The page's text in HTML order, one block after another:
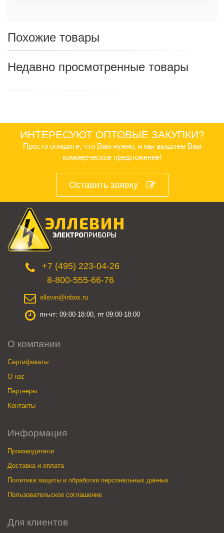
Похожие товары
Недавно просмотренные товары
ИНТЕРЕСУЮТ ОПТОВЫЕ ЗАКУПКИ?
Просто опишите, что Вам нужно, и мы вышлем Вам
коммерческое предложение!
Оставить заявку
+7 (495) 223-04-26
8-800-555-66-76
ellevin@inbox.ru
пн-чт: 09:00-18:00, пт 09:00-18:00
О компании
Сертификаты
О нас
Партнеры
Контакты
Информация
Производители
Доставка и оплата
Политика защиты и обработки персональных данных
Пользовательское соглашение
Для клиентов